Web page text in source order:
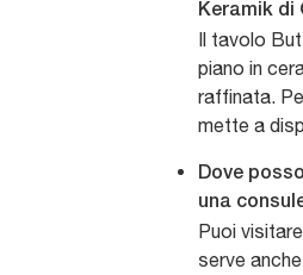
Keramik di
Il tavolo
piano in
raffinata.
mette a
Dove
una
Puoi
serve